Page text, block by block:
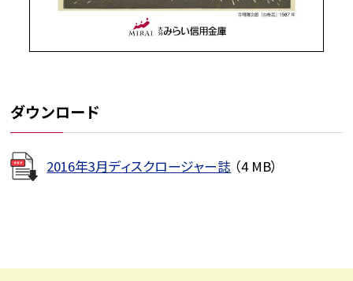
ダウンロード
2016年3月ディスクロージャー誌 （4 MB）